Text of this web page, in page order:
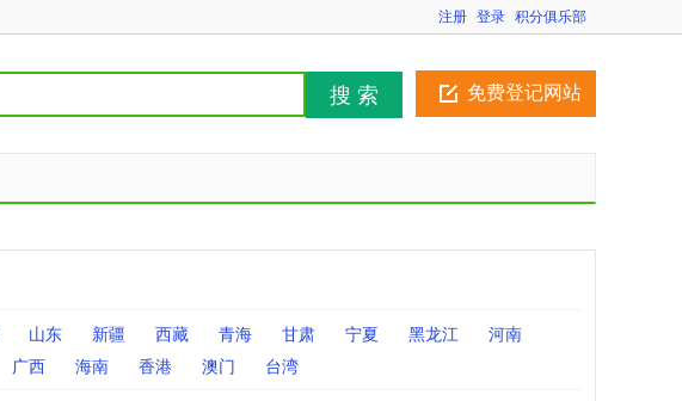
注册 登录 积分俱乐部
免费登记网站
搜 索
山东 新疆 西藏 青海 甘肃 宁夏 黑龙江
河南
广西 海南 香港 澳门 台湾